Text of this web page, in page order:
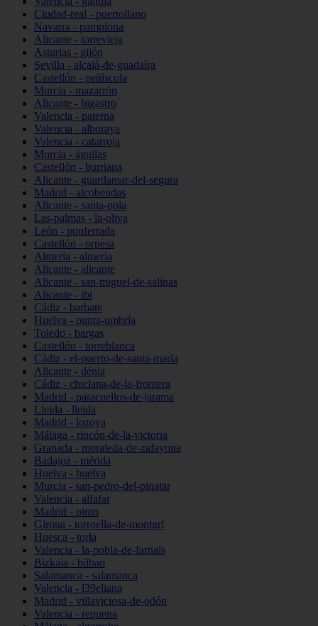
Ciudad-real - puertollano
Navarra - pamplona
Alicante - torrevieja
Asturias - gijón
Sevilla - alcalá-de-guadaíra
Castellón - peñíscola
Murcia - mazarrón
Alicante - bigastro
Valencia - paterna
Valencia - alboraya
Valencia - catarroja
Murcia - águilas
Castellón - burriana
Alicante - guardamar-del-segura
Madrid - alcobendas
Alicante - santa-pola
Las-palmas - la-oliva
León - ponferrada
Castellón - orpesa
Almería - almería
Alicante - alicante
Alicante - san-miguel-de-salinas
Alicante - ibi
Cádiz - barbate
Huelva - punta-umbría
Toledo - bargas
Castellón - torreblanca
Cádiz - el-puerto-de-santa-maría
Alicante - dénia
Cádiz - chiclana-de-la-frontera
Madrid - paracuellos-de-jarama
Lleida - lleida
Madrid - lozoya
Málaga - rincón-de-la-victoria
Granada - moraleda-de-zafayona
Badajoz - mérida
Huelva - huelva
Murcia - san-pedro-del-pinatar
Valencia - alfafar
Madrid - pinto
Girona - torroella-de-montgrí
Huesca - torla
Valencia - la-pobla-de-farnals
Bizkaia - bilbao
Salamanca - salamanca
Valencia - l39eliana
Madrid - villaviciosa-de-odón
Valencia - requena